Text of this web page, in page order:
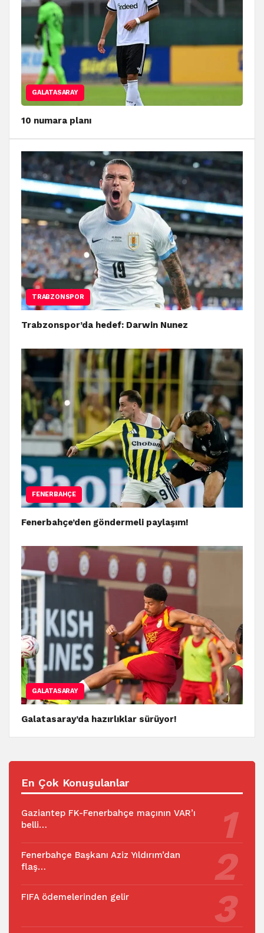
GALATASARAY
10 numara planı
TRABZONSPOR
Trabzonspor’da hedef: Darwin Nunez
FENERBAHÇE
Fenerbahçe’den göndermeli paylaşım!
GALATASARAY
Galatasaray’da hazırlıklar sürüyor!
En Çok Konuşulanlar
Gaziantep FK-Fenerbahçe maçının VAR’ı
belli…
Fenerbahçe Başkanı Aziz Yıldırım’dan
flaş…
FIFA ödemelerinden gelir